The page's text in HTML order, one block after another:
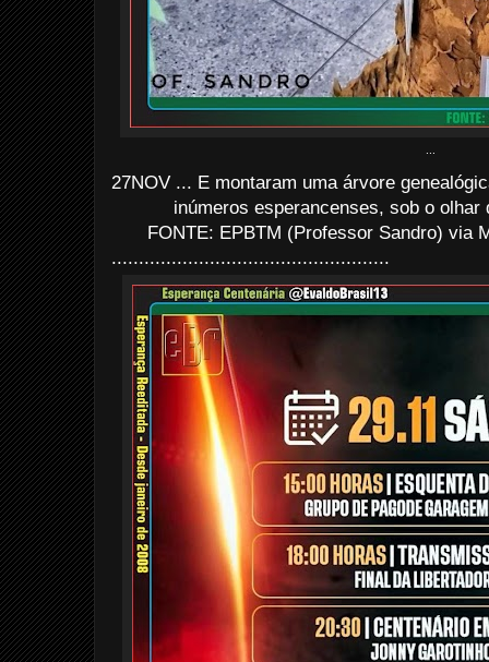
27NOV ... E montaram uma árvore
inúmeros esperancenses, sob o
FONTE: EPBTM (Professor Sandro) via
...................................................